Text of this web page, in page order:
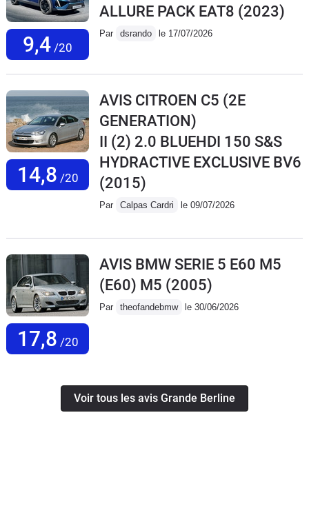
9,4 /20
ALLURE PACK EAT8 (2023)
Par dsrando le 17/07/2026
14,8 /20
AVIS CITROEN C5 (2E
GENERATION)
II (2) 2.0 BLUEHDI 150 S&S
HYDRACTIVE EXCLUSIVE BV6
(2015)
Par Calpas Cardri le 09/07/2026
17,8 /20
AVIS BMW SERIE 5 E60 M5
(E60) M5 (2005)
Par theofandebmw le 30/06/2026
Voir tous les avis Grande Berline